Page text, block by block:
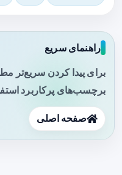
راهنمای سریع
برای پیدا کردن سریع‌تر
برچسب‌های پرکاربرد
صفحه اصلی